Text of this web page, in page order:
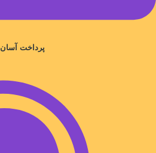
پرداخت آسان